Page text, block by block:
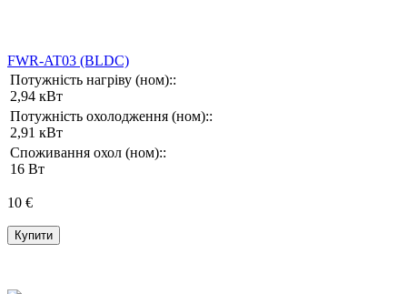
FWR-AT03 (BLDC)
Потужність нагріву (ном)::
2,94 кВт
Потужність охолодження (ном)::
2,91 кВт
Споживання охол (ном)::
16 Вт
10 €
Купити